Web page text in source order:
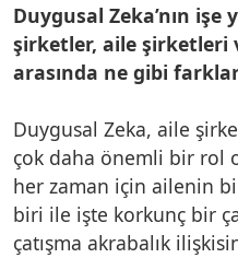
Duygusal Zeka’nın işe
şirketler, aile şirketleri
arasında ne gibi
Duygusal Zeka, aile
çok daha önemli bir rol
her zaman için ailenin
biri ile işte korkunç bir
çatışma akrabalık